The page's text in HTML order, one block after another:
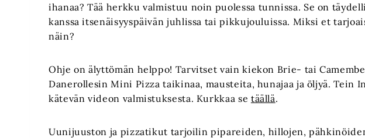
ihanaa? Tää herkku valmistuu noin puolessa tunnissa. Se on
kanssa itsenäisyyspäivän juhlissa tai pikkujouluissa. Miksi et
näin?
Ohje on älyttömän helppo! Tarvitset vain kiekon Brie- tai
Danerollesin Mini Pizza taikinaa, mausteita, hunajaa ja öljyä. Tein
kätevän videon valmistuksesta. Kurkkaa se täällä.
Uunijuuston ja pizzatikut tarjoilin pipareiden, hillojen,